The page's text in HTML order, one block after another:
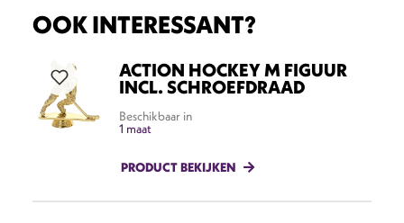
OOK INTERESSANT?
ACTION HOCKEY M FIGUUR
INCL. SCHROEFDRAAD
Beschikbaar in
1 maat
PRODUCT BEKIJKEN